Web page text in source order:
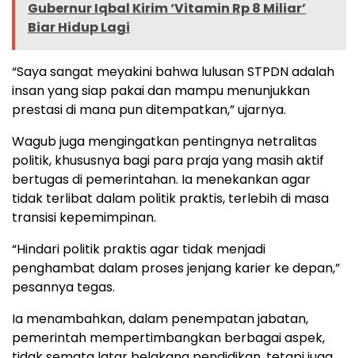
Gubernur Iqbal Kirim ‘Vitamin Rp 8 Miliar’
Biar Hidup Lagi
“Saya sangat meyakini bahwa lulusan STPDN adalah
insan yang siap pakai dan mampu menunjukkan
prestasi di mana pun ditempatkan,” ujarnya.
Wagub juga mengingatkan pentingnya netralitas
politik, khususnya bagi para praja yang masih aktif
bertugas di pemerintahan. Ia menekankan agar
tidak terlibat dalam politik praktis, terlebih di masa
transisi kepemimpinan.
“Hindari politik praktis agar tidak menjadi
penghambat dalam proses jenjang karier ke depan,”
pesannya tegas.
Ia menambahkan, dalam penempatan jabatan,
pemerintah mempertimbangkan berbagai aspek,